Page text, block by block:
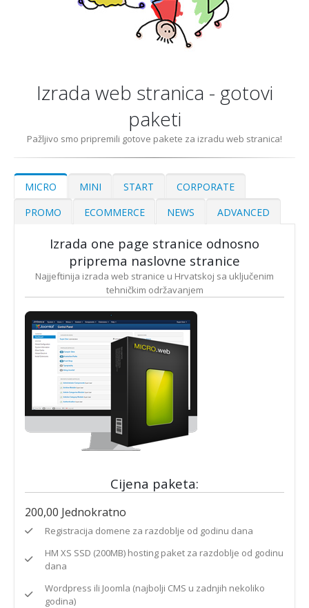
Izrada web stranica - gotovi
paketi
Pažljivo smo pripremili gotove pakete za izradu web stranica!
MICRO MINI START
CORPORATE
PROMO
ECOMMERCE NEWS ADVANCED
Izrada one page stranice odnosno
priprema naslovne stranice
Najjeftinija izrada web stranice u Hrvatskoj sa uključenim
tehničkim održavanjem
Cijena paketa:
200,00 Jednokratno
Registracija domene za razdoblje od godinu dana
HM XS SSD (200MB) hosting paket za razdoblje od godinu
dana
Wordpress ili Joomla (najbolji CMS u zadnjih nekoliko
godina)